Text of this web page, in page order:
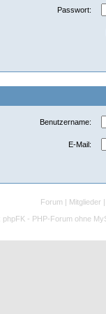
Passwort:
Benutzername:
E-Mail:
Forum Mitglieder
phpFK - PHP-Forum ohne